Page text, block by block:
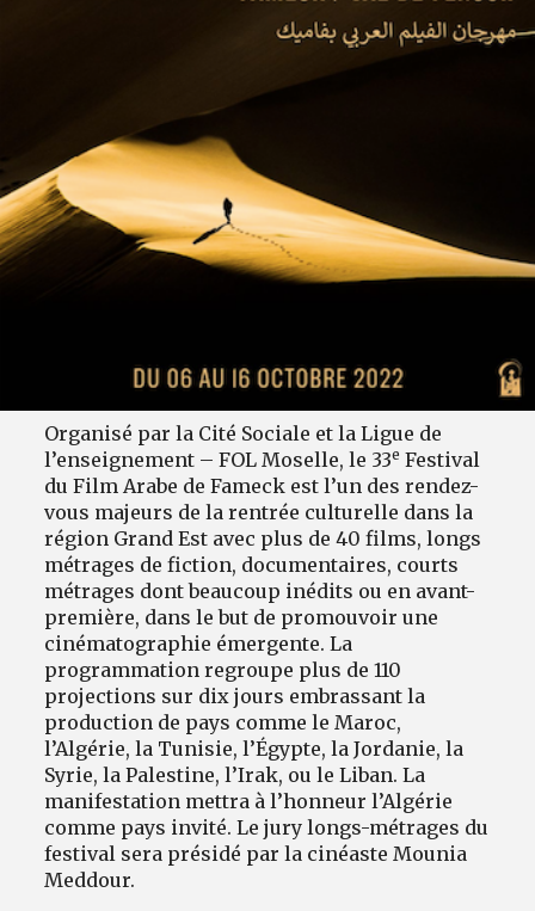
Organisé par la Cité Sociale et la Ligue de
l’enseignement – FOL Moselle, le 33e Festival
du Film Arabe de Fameck est l’un des rendez-
vous majeurs de la rentrée culturelle dans la
région Grand Est avec plus de 40 films, longs
métrages de fiction, documentaires, courts
métrages dont beaucoup inédits ou en avant-
première, dans le but de promouvoir une
cinématographie émergente. La
programmation regroupe plus de 110
projections sur dix jours embrassant la
production de pays comme le Maroc,
l’Algérie, la Tunisie, l’Égypte, la Jordanie, la
Syrie, la Palestine, l’Irak, ou le Liban. La
manifestation mettra à l’honneur l’Algérie
comme pays invité. Le jury longs-métrages du
festival sera présidé par la cinéaste Mounia
Meddour.